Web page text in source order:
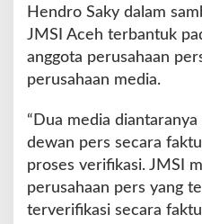
Hendro Saky dalam
JMSI Aceh terbantuk
anggota perusahaan
perusahaan media.
“Dua media
dewan pers secara
proses verifikasi. JMSI
perusahaan pers yang
terverifikasi secara